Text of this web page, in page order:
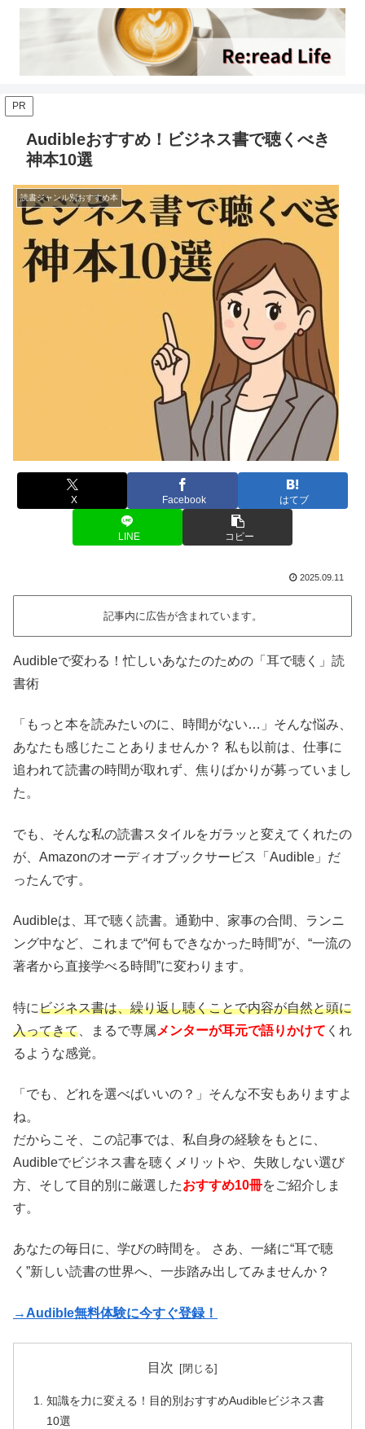
PR
Audibleおすすめ！ビジネス書で聴くべき
神本10選
読書ジャンル別おすすめ本
X Facebook はてブ
LINE コピー
2025.09.11
記事内に広告が含まれています。
Audibleで変わる！忙しいあなたのための「耳で聴く」読
書術
「もっと本を読みたいのに、時間がない…」そんな悩み、
あなたも感じたことありませんか？ 私も以前は、仕事に
追われて読書の時間が取れず、焦りばかりが募っていまし
た。
でも、そんな私の読書スタイルをガラッと変えてくれたの
が、Amazonのオーディオブックサービス「Audible」だ
ったんです。
Audibleは、耳で聴く読書。通勤中、家事の合間、ランニ
ング中など、これまで“何もできなかった時間”が、“一流の
著者から直接学べる時間”に変わります。
特にビジネス書は、繰り返し聴くことで内容が自然と頭に
入ってきて 、まるで専属 メンターが耳元で語りかけて くれ
るような感覚。
「でも、どれを選べばいいの？」そんな不安もありますよ
ね。
だからこそ、この記事では、私自身の経験をもとに、
Audibleでビジネス書を聴くメリットや、失敗しない選び
方、そして目的別に厳選したおすすめ10冊をご紹介しま
す。
あなたの毎日に、学びの時間を。 さあ、一緒に“耳で聴
く”新しい読書の世界へ、一歩踏み出してみませんか？
→ Audible無料体験に今すぐ登録！
目次
知識を力に変える！目的別おすすめAudibleビジネス書
10選